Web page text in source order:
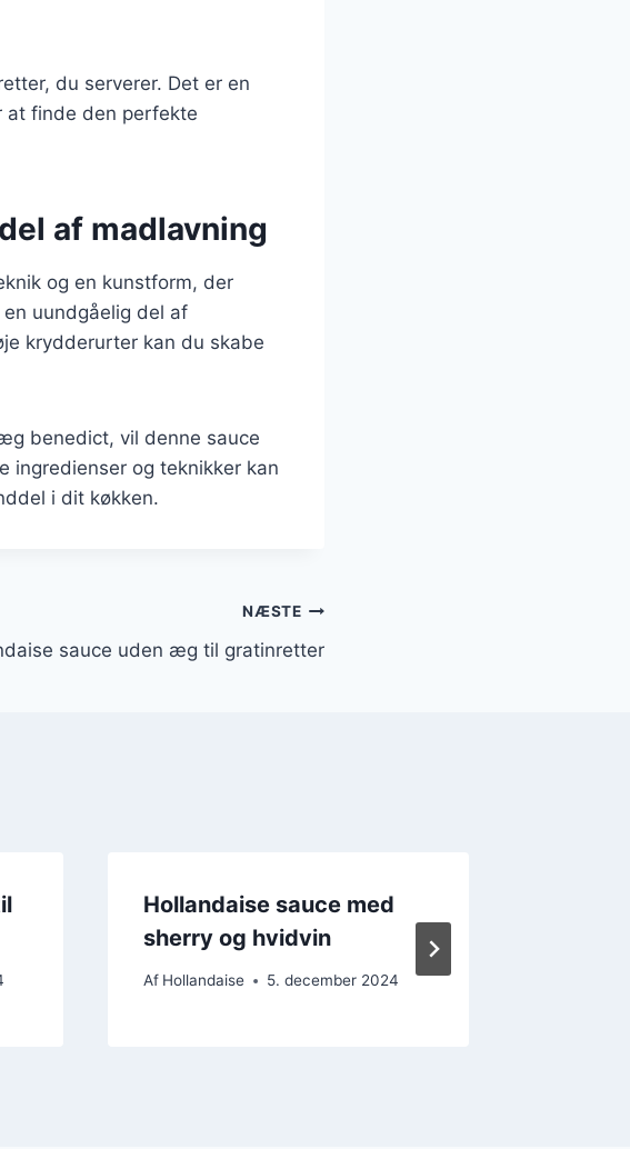
du serverer. Det er en
at finde den perfekte
af madlavning
og en kunstform, der
uundgåelig del af
krydderurter kan du skabe
benedict, vil denne sauce
ingredienser og teknikker kan
i dit køkken.
NÆSTE
sauce uden æg til gratinretter
Hollandaise sauce med
sherry og hvidvin
Af Hollandaise 5. december 2024